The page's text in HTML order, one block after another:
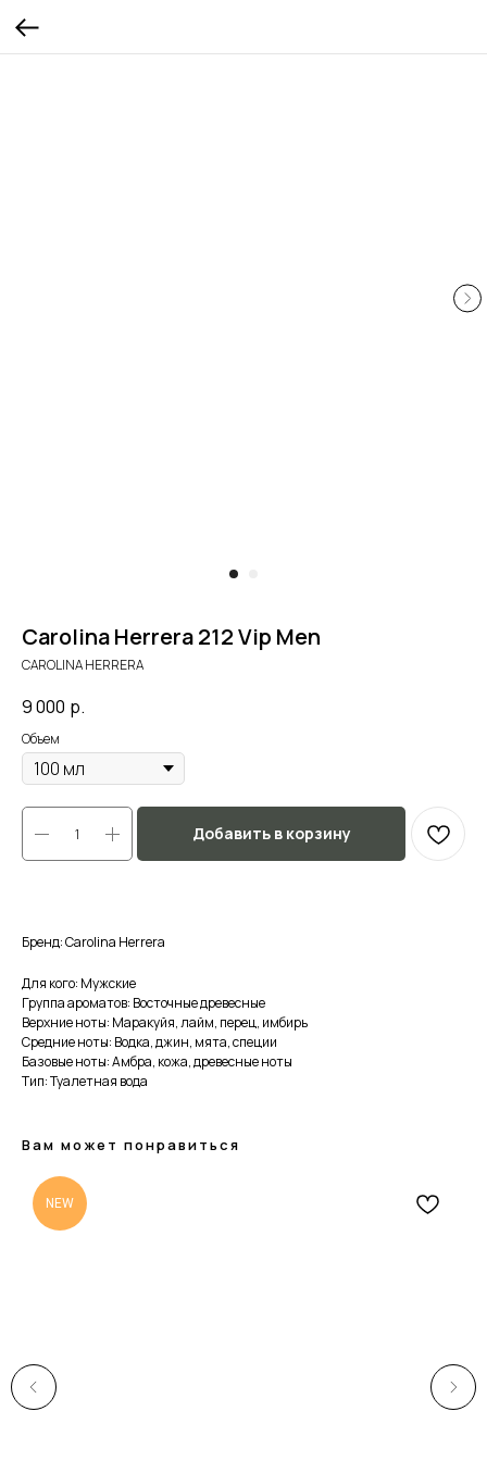
Carolina Herrera 212 Vip Men
CAROLINA HERRERA
9 000 р.
Объем
Добавить в корзину
Бренд: Carolina Herrera
Для кого: Мужские
Группа ароматов: Восточные древесные
Верхние ноты: Маракуйя, лайм, перец, имбирь
Средние ноты: Водка, джин, мята, специи
Базовые ноты: Амбра, кожа, древесные ноты
Тип: Туалетная вода
Вам может понравиться
NEW